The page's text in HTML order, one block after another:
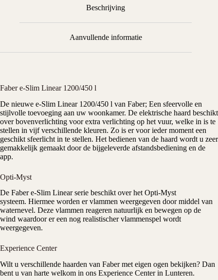
Beschrijving
Aanvullende informatie
Faber e-Slim Linear 1200/450 l
De nieuwe e-Slim Linear 1200/450 l van Faber; Een sfeervolle en
stijlvolle toevoeging aan uw woonkamer. De elektrische haard beschikt
over bovenverlichting voor extra verlichting op het vuur, welke in is te
stellen in vijf verschillende kleuren. Zo is er voor ieder moment een
geschikt sfeerlicht in te stellen. Het bedienen van de haard wordt u zeer
gemakkelijk gemaakt door de bijgeleverde afstandsbediening en de
app.
Opti-Myst
De Faber e-Slim Linear serie beschikt over het Opti-Myst
systeem. Hiermee worden er vlammen weergegeven door middel van
waternevel. Deze vlammen reageren natuurlijk en bewegen op de
wind waardoor er een nog realistischer vlammenspel wordt
weergegeven.
Experience Center
Wilt u verschillende haarden van Faber met eigen ogen bekijken? Dan
bent u van harte welkom in ons Experience Centerin Lunteren.